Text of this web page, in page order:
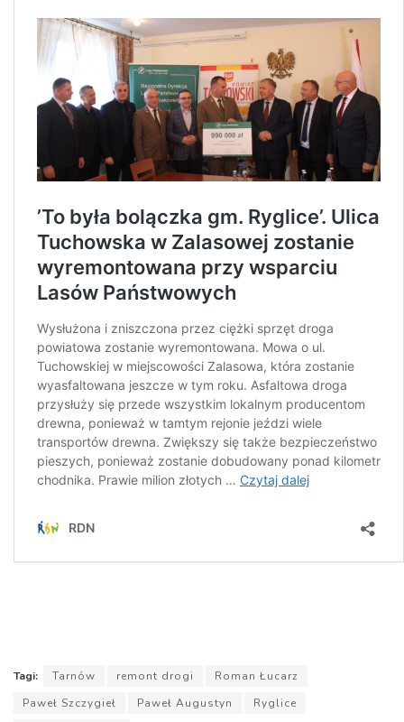
Tagi: Tarnów remont drogi
Roman Łucarz
Paweł Szczygieł
Paweł Augustyn
Ryglice